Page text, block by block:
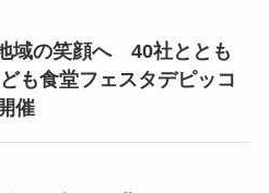
域の笑顔へ 40社ととも
も食堂フェスタデピッコ
催